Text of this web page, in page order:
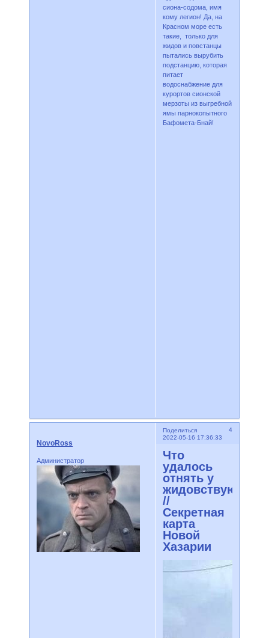
сиона-содома, имя
кому легион! Да, на
Красном море есть
такие, только для
жидов и повстанцы
пытались вырубить
подстанцию, которая
питает
водоснабжение для
курортов сионской
мерзоты из выгребной
ямы парнокопытного
Бафомета-Бнай!
Поделиться
4
2022-05-16 17:36:33
NovoRoss
Администратор
Что
удалось
отнять у
жидовствующих
//
Секретная
карта
Новой
Хазарии